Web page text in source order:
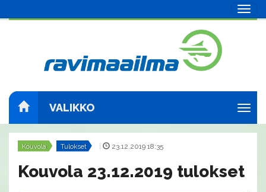
VALIKKO
Kouvola Tulokset 23.12.2019 18:35
Kouvola 23.12.2019 tulokset